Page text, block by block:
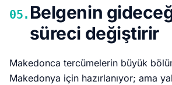
05. Belgenin
süreci değiştirir
Makedonca tercümelerin büyük
Makedonya için hazırlanıyor; ama